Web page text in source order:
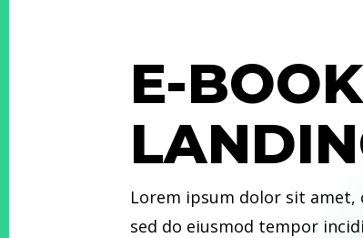
E-BOOK
Lorem ipsum dolor sit
sed do eiusmod tempor